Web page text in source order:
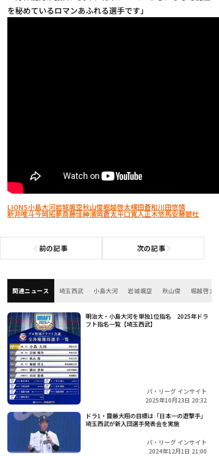
を秘めているロマンあふれる選手です」
LIONS小島大河岩城颯空秋山俊堀越啓太横田蒼和川田悠慎
新井唯斗今岡拓夢斎藤佳紳濱岡蒼太平口寛人正木悠馬安藤銀杜
前の記事
前の記事へ 次の記事次の記事へ
関連ニュース 埼玉西武 小島大河 岩城颯空 秋山俊 堀越啓太
明治大・小島大河を単独1位指名 2025年ドラ
フト指名一覧【埼玉西武】
パ・リーグ インサイト
2025年10月23日 20:32
ドラ1・齋藤大翔の目標は「日本一の遊撃手」
埼玉西武が新入団選手発表会を実施
パ・リーグ インサイト
2024年12月1日 21:00